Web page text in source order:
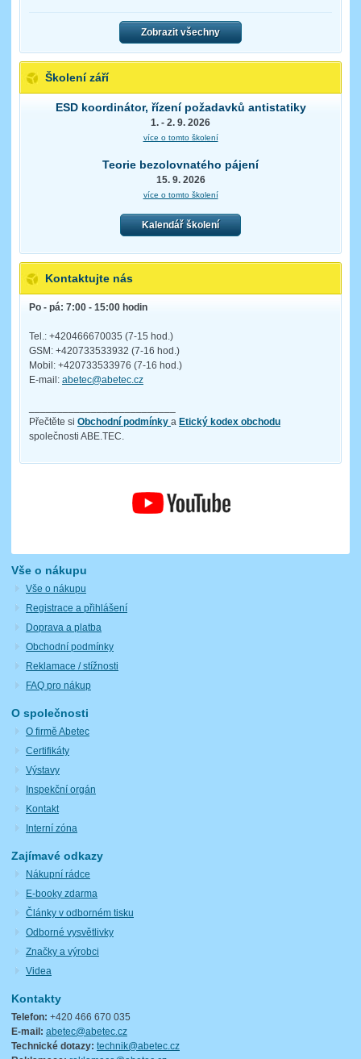
Zobrazit všechny
Školení září
ESD koordinátor, řízení požadavků antistatiky
1. - 2. 9. 2026
více o tomto školení
Teorie bezolovnatého pájení
15. 9. 2026
více o tomto školení
Kalendář školení
Kontaktujte nás
Po - pá: 7:00 - 15:00 hodin
Tel.: +420466670035 (7-15 hod.)
GSM: +420733533932 (7-16 hod.)
Mobil: +420733533976 (7-16 hod.)
E-mail: abetec@abetec.cz
Přečtěte si Obchodní podmínky a Etický kodex obchodu
společnosti ABE.TEC.
Vše o nákupu
Vše o nákupu
Registrace a přihlášení
Doprava a platba
Obchodní podmínky
Reklamace / stížnosti
FAQ pro nákup
O společnosti
O firmě Abetec
Certifikáty
Výstavy
Inspekční orgán
Kontakt
Interní zóna
Zajímavé odkazy
Nákupní rádce
E-booky zdarma
Články v odborném tisku
Odborné vysvětlivky
Značky a výrobci
Videa
Kontakty
Telefon: +420 466 670 035
E-mail: abetec@abetec.cz
Technické dotazy: technik@abetec.cz